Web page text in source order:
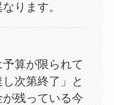
ります。
算が限られて
次第終了」と
残っている今